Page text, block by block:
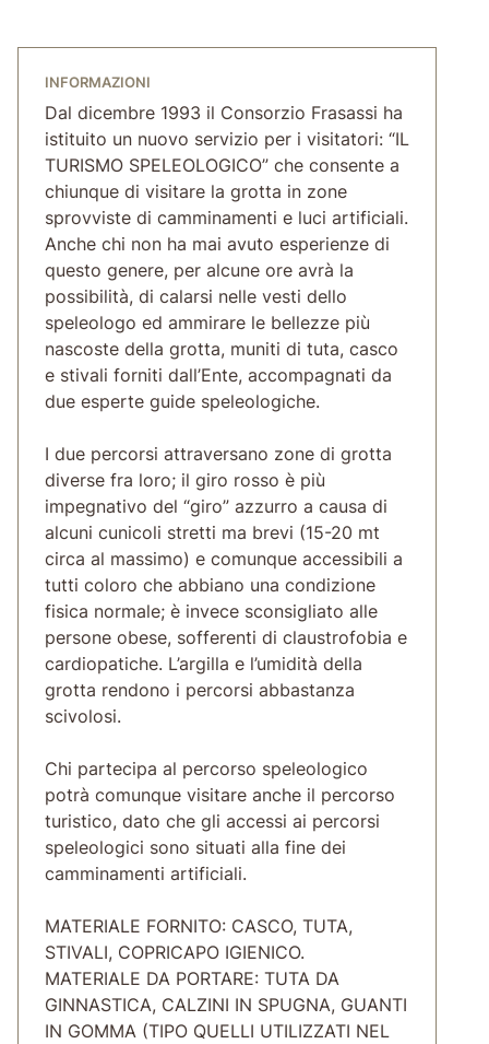
INFORMAZIONI
Dal dicembre 1993 il Consorzio Frasassi ha
istituito un nuovo servizio per i visitatori: “IL
TURISMO SPELEOLOGICO” che consente a
chiunque di visitare la grotta in zone
sprovviste di camminamenti e luci artificiali.
Anche chi non ha mai avuto esperienze di
questo genere, per alcune ore avrà la
possibilità, di calarsi nelle vesti dello
speleologo ed ammirare le bellezze più
nascoste della grotta, muniti di tuta, casco
e stivali forniti dall’Ente, accompagnati da
due esperte guide speleologiche.
I due percorsi attraversano zone di grotta
diverse fra loro; il giro rosso è più
impegnativo del “giro” azzurro a causa di
alcuni cunicoli stretti ma brevi (15-20 mt
circa al massimo) e comunque accessibili a
tutti coloro che abbiano una condizione
fisica normale; è invece sconsigliato alle
persone obese, sofferenti di claustrofobia e
cardiopatiche. L’argilla e l’umidità della
grotta rendono i percorsi abbastanza
scivolosi.
Chi partecipa al percorso speleologico
potrà comunque visitare anche il percorso
turistico, dato che gli accessi ai percorsi
speleologici sono situati alla fine dei
camminamenti artificiali.
MATERIALE FORNITO: CASCO, TUTA,
STIVALI, COPRICAPO IGIENICO.
MATERIALE DA PORTARE: TUTA DA
GINNASTICA, CALZINI IN SPUGNA, GUANTI
IN GOMMA (TIPO QUELLI UTILIZZATI NEL